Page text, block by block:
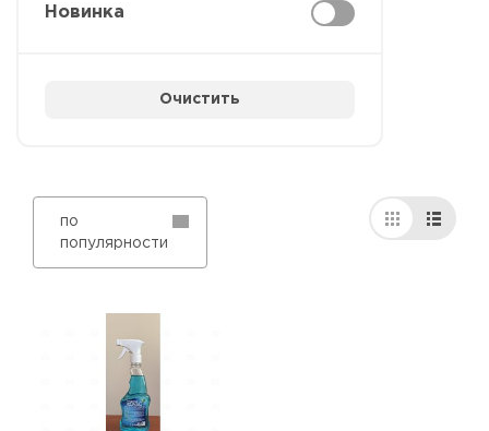
Новинка
Очистить
по
популярности